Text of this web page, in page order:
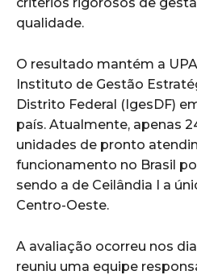
qualidade.
O resultado mantém a
Instituto de Gestão
Distrito Federal (IgesDF)
país. Atualmente, apenas
unidades de pronto
funcionamento no Brasil
sendo a de Ceilândia I a
Centro-Oeste.
A avaliação ocorreu nos
reuniu uma equipe